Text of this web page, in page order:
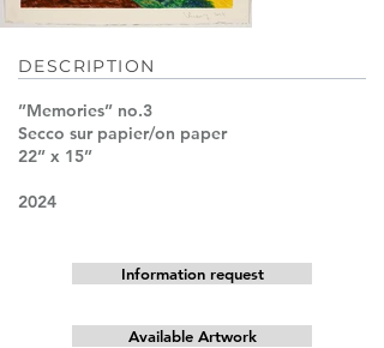
DESCRIPTION
’’Memories’’ no.3
Secco sur papier/on paper
22’’ x 15’’
2024
Information request
Available Artwork